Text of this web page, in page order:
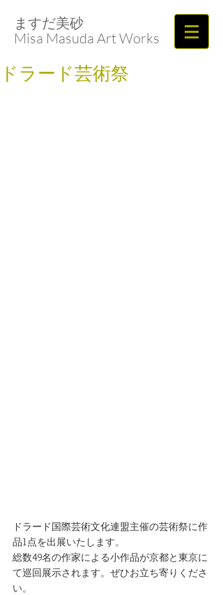
ますだ美砂​​​​​​​
Misa Masuda Art Works
ドラード芸術祭
ドラード国際芸術文化連盟主催の芸術祭に作
品1点を出展いたします。
総数49名の作家による小作品が京都と東京に
て巡回展示されます。ぜひお立ち寄りくださ
い。